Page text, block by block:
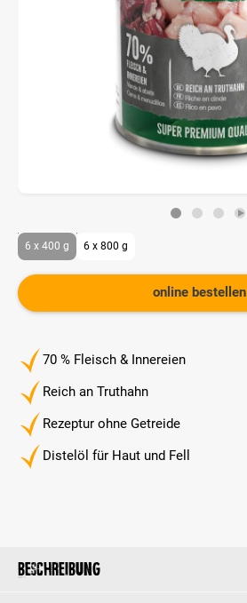
70 % Fleisch & Innereien
Reich an Truthahn
Rezeptur ohne Getreide
Distelöl für Haut und Fell
6 x 400 g 6 x 800 g
online bestellen
Beschreibung